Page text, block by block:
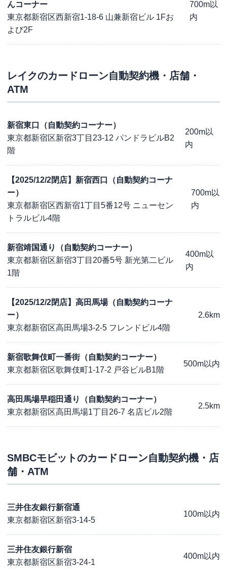
んコーナー
東京都新宿区西新宿1-18-6 山兼新宿ビル 1Fお
よび2F
700m以
内
レイクのカードローン自動契約機・店舗・
ATM
新宿東口（自動契約コーナー）
東京都新宿区新宿3丁目23-12 パンドラビルB2
階
200m以
内
【2025/12/2閉店】新宿西口（自動契約コーナ
ー）
東京都新宿区西新宿1丁目5番12号 ニューセン
トラルビル4階
700m以
内
新宿靖国通り（自動契約コーナー）
東京都新宿区新宿3丁目20番5号 新光第二ビル
1階
400m以
内
【2025/12/2閉店】高田馬場（自動契約コーナ
ー）
東京都新宿区高田馬場3-2-5 フレンドビル4階
2.6km
新宿歌舞伎町一番街（自動契約コーナー）
東京都新宿区歌舞伎町1-17-2 戸谷ビルB1階
500m以内
高田馬場早稲田通り（自動契約コーナー）
東京都新宿区高田馬場1丁目26-7 名店ビル2階
2.5km
SMBCモビットのカードローン自動契約機・店
舗・ATM
三井住友銀行新宿通
東京都新宿区新宿3-14-5
100m以内
三井住友銀行新宿
東京都新宿区新宿3-24-1
400m以内